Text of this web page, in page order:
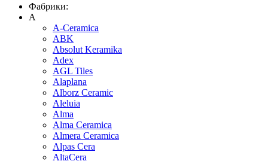
Фабрики:
A
A-Ceramica
ABK
Absolut Keramika
Adex
AGL Tiles
Alaplana
Alborz Ceramic
Aleluia
Alma
Alma Ceramica
Almera Ceramica
Alpas Cera
AltaCera